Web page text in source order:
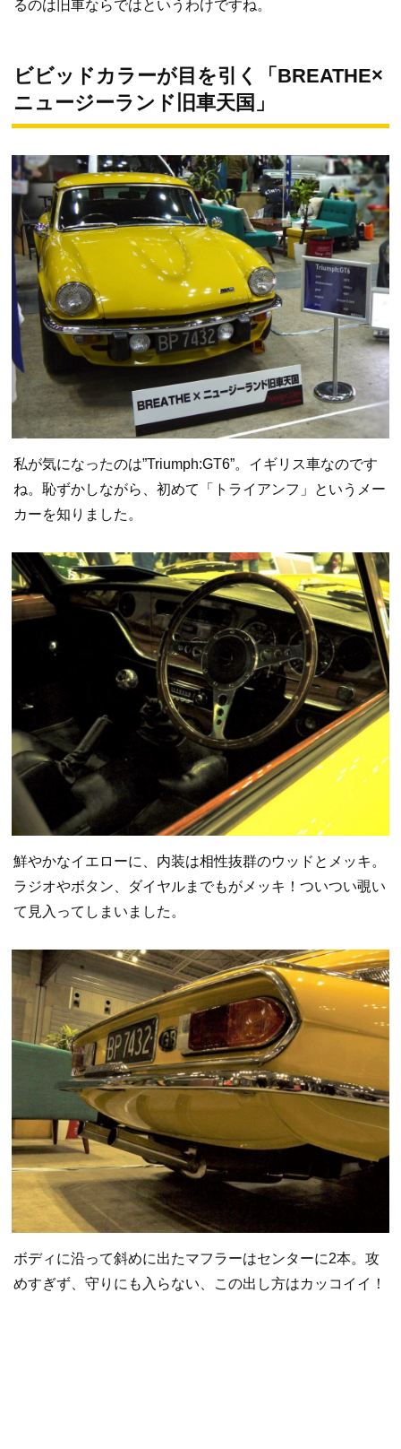
るのは旧車ならではというわけですね。
ビビッドカラーが目を引く「BREATHE×
ニュージーランド旧車天国」
私が気になったのは”Triumph:GT6”。イギリス車なのです
ね。恥ずかしながら、初めて「トライアンフ」というメー
カーを知りました。
鮮やかなイエローに、内装は相性抜群のウッドとメッキ。
ラジオやボタン、ダイヤルまでもがメッキ！ついつい覗い
て見入ってしまいました。
ボディに沿って斜めに出たマフラーはセンターに2本。攻
めすぎず、守りにも入らない、この出し方はカッコイイ！